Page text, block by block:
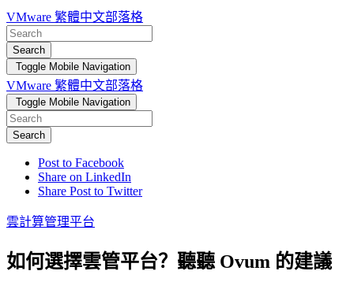
VMware 繁體中文部落格
Search
Toggle Mobile Navigation
VMware 繁體中文部落格
Toggle Mobile Navigation
Search
Post to Facebook
Share on LinkedIn
Share Post to Twitter
雲計算管理平台
如何選擇雲管平台？聽聽 Ovum 的建議